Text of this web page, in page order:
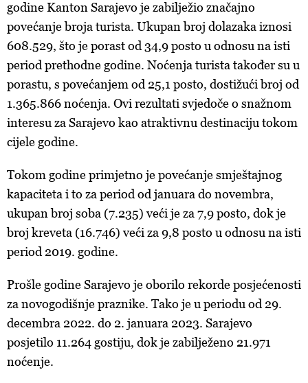
godine Kanton Sarajevo je zabilježio značajno
povećanje broja turista. Ukupan broj dolazaka iznosi
608.529, što je porast od 34,9 posto u odnosu na isti
period prethodne godine. Noćenja turista također su u
porastu, s povećanjem od 25,1 posto, dostižući broj od
1.365.866 noćenja. Ovi rezultati svjedoče o snažnom
interesu za Sarajevo kao atraktivnu destinaciju tokom
cijele godine.
Tokom godine primjetno je povećanje smještajnog
kapaciteta i to za period od januara do novembra,
ukupan broj soba (7.235) veći je za 7,9 posto, dok je
broj kreveta (16.746) veći za 9,8 posto u odnosu na isti
period 2019. godine.
Prošle godine Sarajevo je oborilo rekorde posjećenosti
za novogodišnje praznike. Tako je u periodu od 29.
decembra 2022. do 2. januara 2023. Sarajevo
posjetilo 11.264 gostiju, dok je zabilježeno 21.971
noćenje.